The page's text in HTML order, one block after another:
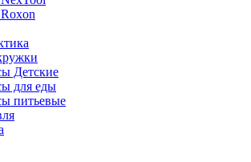
Детские
для еды
питьевые